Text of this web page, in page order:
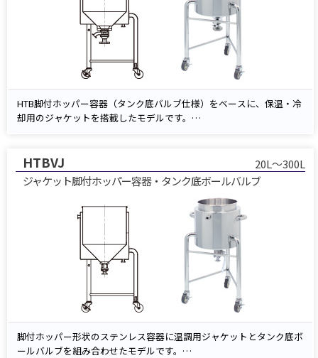
HTB脚付ホッパー容器（タンク底バルブ仕様）をベースに、保温・冷
却用のジャケットを搭載したモデルです。
排出は容器底部のダイヤフラム式タンク底バルブからスムーズに行え
ます。
HTBVJ
20L～300L
ジャケット脚付ホッパー容器・タンク底ボールバルブ
脚付ホッパー形状のステンレス容器に温調用ジャケットとタンク底ボ
ールバルブを組み合わせたモデルです。